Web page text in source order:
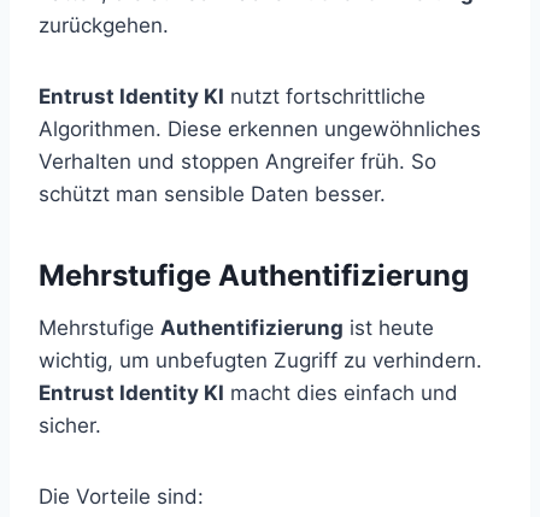
zurückgehen.
Entrust Identity KI nutzt fortschrittliche
Algorithmen. Diese erkennen ungewöhnliches
Verhalten und stoppen Angreifer früh. So
schützt man sensible Daten besser.
Mehrstufige Authentifizierung
Mehrstufige Authentifizierung ist heute
wichtig, um unbefugten Zugriff zu verhindern.
Entrust Identity KI macht dies einfach und
sicher.
Die Vorteile sind: